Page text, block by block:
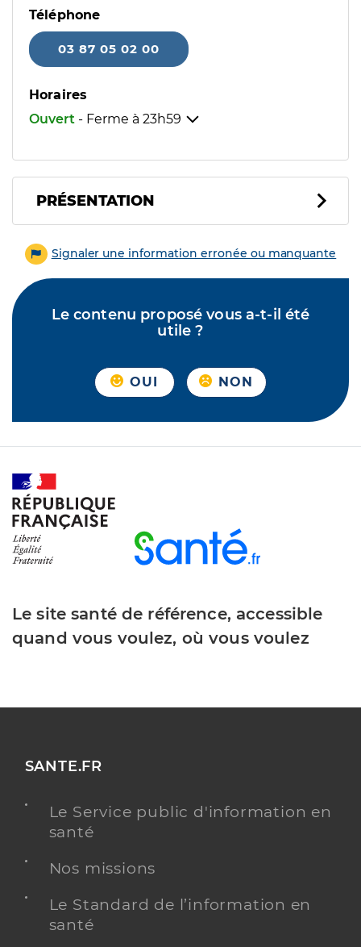
Téléphone
03 87 05 02 00
Horaires
Ouvert - Ferme à 23h59
PRÉSENTATION
Signaler une information erronée ou manquante
Le contenu proposé vous a-t-il été
utile ?
OUI NON
Le site santé de référence, accessible
quand vous voulez, où vous voulez
SANTE.FR
Le Service public d'information en
santé
Nos missions
Le Standard de l’information en
santé